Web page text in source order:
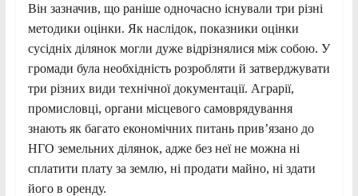
Він зазначив, що раніше одночасно існували три різні
методики оцінки. Як наслідок, показники оцінки
сусідніх ділянок могли дуже відрізнялися між собою. У
громади була необхідність розробляти й затверджувати
три різних види технічної документації. Аграрії,
промисловці, органи місцевого самоврядування
знають як багато економічних питань прив’язано до
НГО земельних ділянок, адже без неї не можна ні
сплатити плату за землю, ні продати майно, ні здати
його в оренду.